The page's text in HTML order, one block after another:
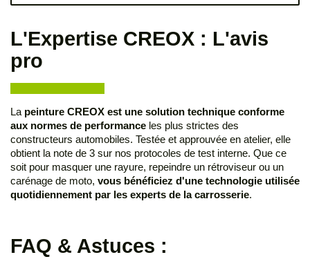
L'Expertise CREOX : L'avis
pro
La peinture CREOX est une solution technique conforme
aux normes de performance les plus strictes des
constructeurs automobiles. Testée et approuvée en atelier, elle
obtient la note de 3 sur nos protocoles de test interne. Que ce
soit pour masquer une rayure, repeindre un rétroviseur ou un
carénage de moto, vous bénéficiez d'une technologie utilisée
quotidiennement par les experts de la carrosserie.
FAQ & Astuces :